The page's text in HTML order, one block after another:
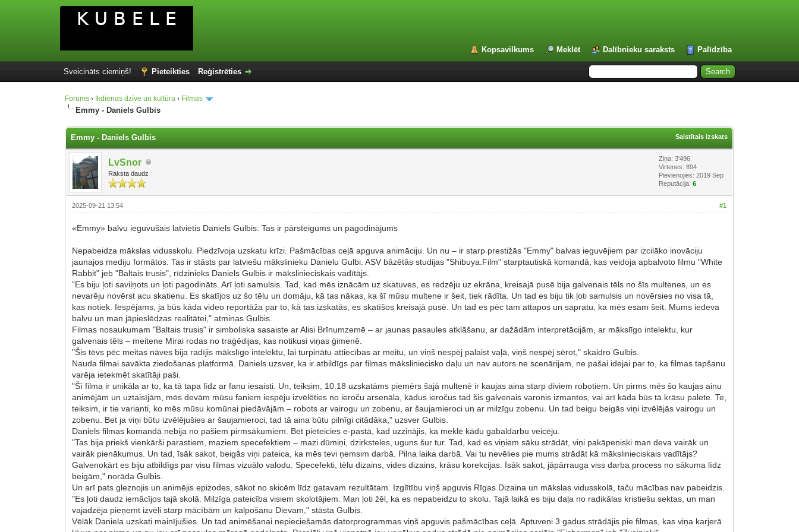
Kopsavilkums Meklēt Dalībnieku saraksts Palīdzība
Sveicināts ciemiņš! Pieteikties Reģistrēties
Forums › Ikdienas dzīve un kultūra › Filmas
Emmy - Daniels Gulbis
Saistītais izskats
Emmy - Daniels Gulbis
LvSnor
Raksta daudz
Ziņa: 3'496
Virtenes: 894
Pievienojies: 2019 Sep
Reputācija:6
#1
2025-09-21 13:54
«Emmy» balvu ieguvušais latvietis Daniels Gulbis: Tas ir pārsteigums un pagodinājums
Nepabeidza mākslas vidusskolu. Piedzīvoja uzskatu krīzi. Pašmācības ceļā apguva animāciju. Un nu – ir starp prestižās "Emmy" balvas ieguvējiem par izcilāko inovāciju
jaunajos mediju formātos. Tas ir stāsts par latviešu mākslinieku Danielu Gulbi. ASV bāzētās studijas "Shibuya.Film" starptautiskā komandā, kas veidoja apbalvoto filmu "White
Rabbit" jeb "Baltais trusis", rīdzinieks Daniels Gulbis ir mākslinieciskais vadītājs.
"Es biju ļoti saviļņots un ļoti pagodināts. Arī ļoti samulsis. Tad, kad mēs iznācām uz skatuves, es redzēju uz ekrāna, kreisajā pusē bija galvenais tēls no šīs multenes, un es
nevarēju novērst acu skatienu. Es skatījos uz šo tēlu un domāju, kā tas nākas, ka šī mūsu multene ir šeit, tiek rādīta. Un tad es biju tik ļoti samulsis un novērsies no visa tā,
kas notiek. Iespējams, ja būs kāda video reportāža par to, kā tas izskatās, es skatīšos kreisajā pusē. Un tad es pēc tam attapos un sapratu, ka mēs esam šeit. Mums iedeva
balvu un man jāpieslēdzas realitātei," atminas Gulbis.
Filmas nosaukumam "Baltais trusis" ir simboliska sasaiste ar Alisi Brīnumzemē – ar jaunas pasaules atklāšanu, ar dažādām interpretācijām, ar mākslīgo intelektu, kur
galvenais tēls – meitene Mirai rodas no traģēdijas, kas notikusi viņas ģimenē.
"Šis tēvs pēc meitas nāves bija radījis mākslīgo intelektu, lai turpinātu attiecības ar meitu, un viņš nespēj palaist vaļā, viņš nespēj sērot," skaidro Gulbis.
Nauda filmai savākta ziedošanas platformā. Daniels uzsver, ka ir atbildīgs par filmas māksliniecisko daļu un nav autors ne scenārijam, ne pašai idejai par to, ka filmas tapšanu
varēja ietekmēt skatītāji paši.
"Šī filma ir unikāla ar to, ka tā tapa līdz ar fanu iesaisti. Un, teiksim, 10.18 uzskatāms piemērs šajā multenē ir kaujas aina starp diviem robotiem. Un pirms mēs šo kaujas ainu
animējām un uztaisījām, mēs devām mūsu faniem iespēju izvēlēties no ieroču arsenāla, kādus ieročus tad šis galvenais varonis izmantos, vai arī kāda būs tā krāsu palete. Te,
teiksim, ir tie varianti, ko mēs mūsu komūnai piedāvājām – robots ar vairogu un zobenu, ar šaujamieroci un ar milzīgu zobenu. Un tad beigu beigās viņi izvēlējās vairogu un
zobenu. Bet ja viņi būtu izvēlējušies ar šaujamieroci, tad tā aina būtu pilnīgi citādāka," uzsver Gulbis.
Daniels filmas komandā nebija no pašiem pirmsākumiem. Bet pieteicies e-pastā, kad uzzinājis, ka meklē kādu gabaldarbu veicēju.
"Tas bija priekš vienkārši parastiem, maziem specefektiem – mazi dūmiņi, dzirksteles, uguns šur tur. Tad, kad es viņiem sāku strādāt, viņi pakāpeniski man deva vairāk un
vairāk pienākumus. Un tad, īsāk sakot, beigās viņi pateica, ka mēs tevi ņemsim darbā. Pilna laika darbā. Vai tu nevēlies pie mums strādāt kā mākslinieciskais vadītājs?
Galvenokārt es biju atbildīgs par visu filmas vizuālo valodu. Specefekti, tēlu dizains, vides dizains, krāsu korekcijas. Īsāk sakot, jāpārrauga viss darba process no sākuma līdz
beigām," norāda Gulbis.
Un arī pats gleznojis un animējis epizodes, sākot no skicēm līdz gatavam rezultātam. Izglītību viņš apguvis Rīgas Dizaina un mākslas vidusskolā, taču mācības nav pabeidzis.
"Es ļoti daudz iemācījos tajā skolā. Milzīga pateicība visiem skolotājiem. Man ļoti žēl, ka es nepabeidzu to skolu. Tajā laikā es biju daļa no radikālas kristiešu sektas, un man
vajadzēja pieņemt izvēli starp mācībām un kalpošanu Dievam," stāsta Gulbis.
Vēlāk Daniela uzskati mainījušies. Un tad animēšanai nepieciešamās datorprogrammas viņš apguvis pašmācības ceļā. Aptuveni 3 gadus strādājis pie filmas, kas viņa karjerā